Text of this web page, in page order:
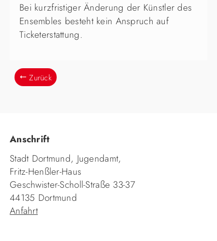
Bei kurzfristiger Änderung der Künstler des
Ensembles besteht kein Anspruch auf
Ticketerstattung.
Zurück
Anschrift
Stadt Dortmund, Jugendamt,
Fritz-Henßler-Haus
Geschwister-Scholl-Straße 33-37
44135 Dortmund
Anfahrt